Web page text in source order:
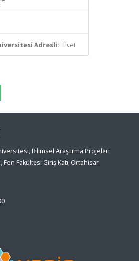
Adresli: Evet
Bilimsel Araştırma Projeleri
Fakültesi Giriş Katı, Ortahisar